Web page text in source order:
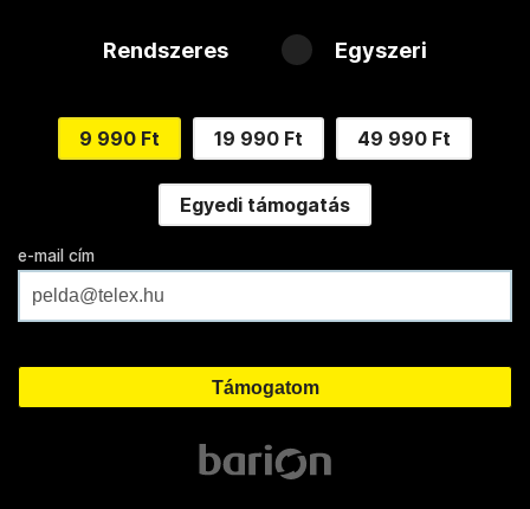
Rendszeres Egyszeri
9 990 Ft 19 990 Ft 49 990 Ft
Egyedi támogatás
e-mail cím